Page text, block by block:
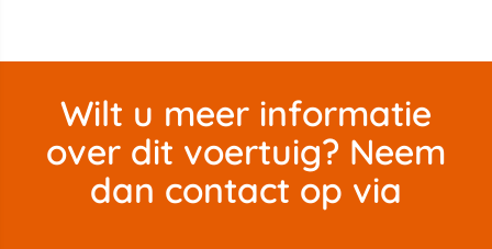
Wilt u meer informatie
over dit voertuig? Neem
dan contact op via